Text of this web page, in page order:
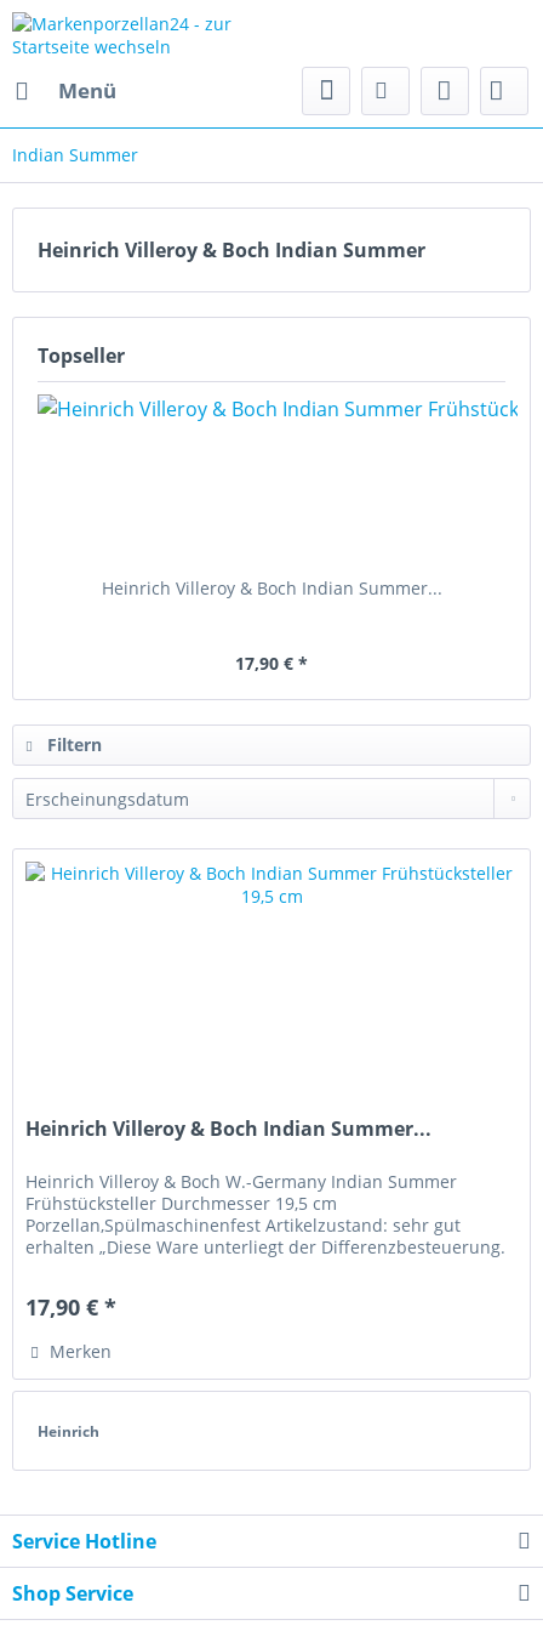
Menü
Indian Summer
Heinrich Villeroy & Boch Indian Summer
Topseller
Heinrich Villeroy & Boch Indian Summer...
17,90 € *
Filtern
Heinrich Villeroy & Boch Indian Summer...
Heinrich Villeroy & Boch W.-Germany Indian Summer
Frühstücksteller Durchmesser 19,5 cm
Porzellan,Spülmaschinenfest Artikelzustand: sehr gut
erhalten „Diese Ware unterliegt der Differenzbesteuerung.
17,90 € *
Merken
Heinrich
Service Hotline
Shop Service